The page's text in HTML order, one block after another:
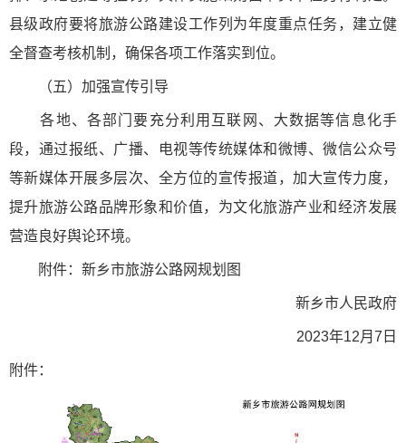
县级政府要将旅游公路建设工作列为年度重点任务，建立健
全督查考核机制，确保各项工作落实到位。
（五）加强宣传引导
各地、各部门要充分利用互联网、大数据等信息化手
段，通过报纸、广播、电视等传统媒体和微博、微信公众号
等新媒体开展多层次、全方位的宣传报道，加大宣传力度，
提升旅游公路品牌形象和价值，为文化旅游产业和经济发展
营造良好舆论环境。
附件：新乡市旅游公路网规划图
新乡市人民政府
2023年12月7日
附件：